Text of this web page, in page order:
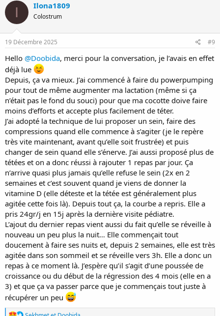
I Ilona1809
Colostrum
19 Décembre 2025 #9
Hello @Doobida, merci pour la conversation, je l’avais en effet
déjà lue
Depuis, ça va mieux. J’ai commencé à faire du powerpumping
pour tout de même augmenter ma lactation (même si ça
n’était pas le fond du souci) pour que ma cocotte doive faire
moins d’efforts et accepte plus facilement de téter.
J’ai adopté la technique de lui proposer un sein, faire des
compressions quand elle commence à s’agiter (je le repère
très vite maintenant, avant qu’elle soit frustrée) et puis
changer de sein quand elle s’énerve. J’ai aussi proposé plus de
tétées et on a donc réussi à rajouter 1 repas par jour. Ça
n’arrive quasi plus jamais qu’elle refuse le sein (2x en 2
semaines et c’est souvent quand je viens de donner la
vitamine D (elle déteste et la tétée est généralement plus
agitée cette fois là). Depuis tout ça, la courbe a repris. Elle a
pris 24gr/j en 15j après la dernière visite pédiatre.
L’ajout du dernier repas vient aussi du fait qu’elle se réveille à
nouveau un peu plus la nuit… Elle commençait tout
doucement à faire ses nuits et, depuis 2 semaines, elle est très
agitée dans son sommeil et se réveille vers 3h. Elle a donc un
repas à ce moment là. J’espère qu’il s’agit d’une poussée de
croissance ou du début de la régression des 4 mois (elle en a
3) et que ça va passer parce que je commençais tout juste à
récupérer un peu
R